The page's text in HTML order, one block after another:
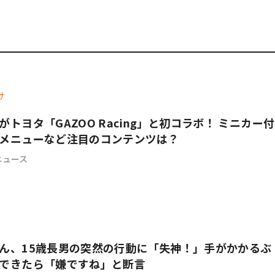
トヨタ「GAZOO Racing」と初コラボ！ ミニカー付
ニューなど注目のコンテンツは？
ース
、15歳長男の突然の行動に「失神！」手がかかるぶ
きたら「嫌ですね」と断言